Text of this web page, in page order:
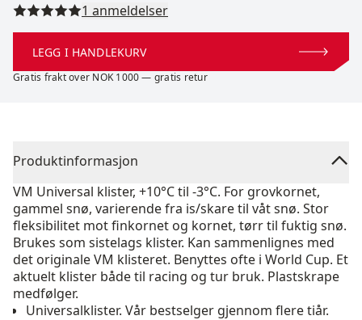
Les alle anmeldelser
1 anmeldelser
LEGG I HANDLEKURV
Gratis frakt over NOK 1000 — gratis retur
Produktinformasjon
VM Universal klister, +10°C til -3°C. For grovkornet,
gammel snø, varierende fra is/skare til våt snø. Stor
fleksibilitet mot finkornet og kornet, tørr til fuktig snø.
Brukes som sistelags klister. Kan sammenlignes med
det originale VM klisteret. Benyttes ofte i World Cup. Et
aktuelt klister både til racing og tur bruk. Plastskrape
medfølger.
Universalklister. Vår bestselger gjennom flere tiår.